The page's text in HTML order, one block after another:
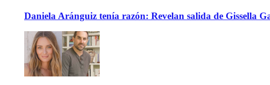
Daniela Aránguiz tenía razón: Revelan salida de Gissella